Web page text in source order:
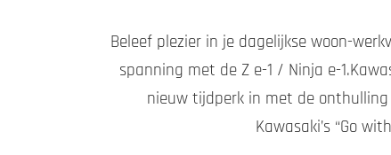
Beleef plezier in je dagelijkse woon-
spanning met de Z e-1 / Ninja e-
nieuw tijdperk in met de onthulling
Kawasaki’s “Go